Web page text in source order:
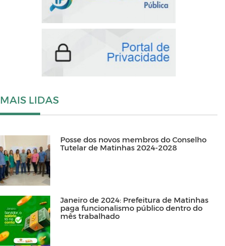
MAIS LIDAS
Posse dos novos membros do Conselho
Tutelar de Matinhas 2024-2028
Janeiro de 2024: Prefeitura de Matinhas
paga funcionalismo público dentro do
mês trabalhado